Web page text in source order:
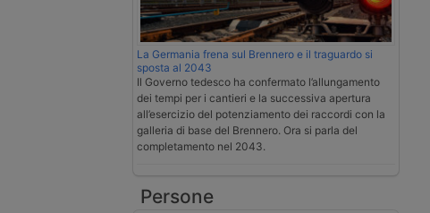
La Germania frena sul Brennero e il traguardo si
sposta al 2043
Il Governo tedesco ha confermato l’allungamento
dei tempi per i cantieri e la successiva apertura
all’esercizio del potenziamento dei raccordi con la
galleria di base del Brennero. Ora si parla del
completamento nel 2043.
Persone